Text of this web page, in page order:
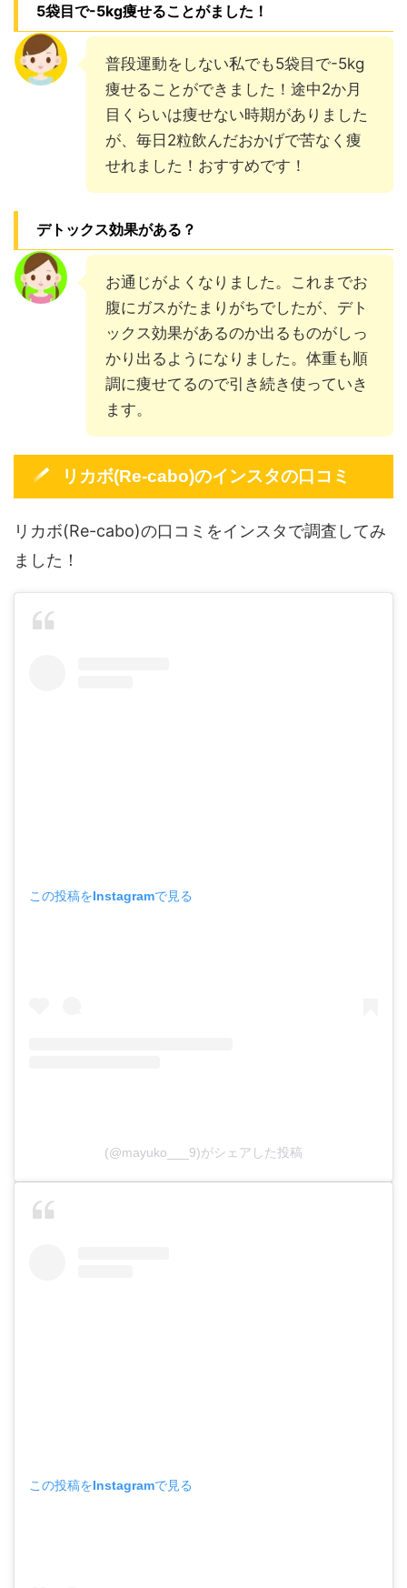
5袋目で-5kg痩せることがました！
普段運動をしない私でも5袋目で-5kg
痩せることができました！途中2か月
目くらいは痩せない時期がありました
が、毎日2粒飲んだおかげで苦なく痩
せれました！おすすめです！
デトックス効果がある？
お通じがよくなりました。これまでお
腹にガスがたまりがちでしたが、デト
ックス効果があるのか出るものがしっ
かり出るようになりました。体重も順
調に痩せてるので引き続き使っていき
ます。
リカボ(Re-cabo)のインスタの口コミ
リカボ(Re-cabo)の口コミをインスタで調査してみ
ました！
この投稿をInstagramで見る
(@mayuko___9)がシェアした投稿
この投稿をInstagramで見る